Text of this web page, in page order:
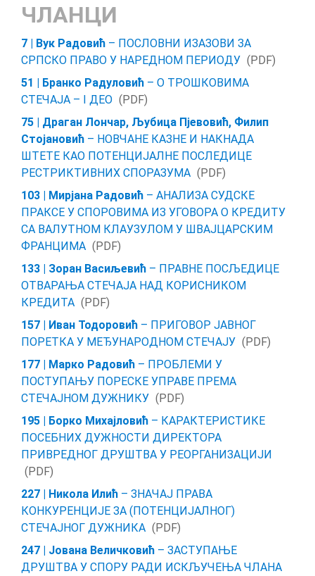
ЧЛАНЦИ
7 | Вук Радовић – ПОСЛОВНИ ИЗАЗОВИ ЗА
СРПСКО ПРАВО У НАРЕДНОМ ПЕРИОДУ (PDF)
51 | Бранко Радуловић – О ТРОШКОВИМА
СТЕЧАЈА – I ДЕО (PDF)
75 | Драган Лончар, Љубица Пјевовић, Филип
Стојановић – НОВЧАНЕ КАЗНЕ И НАКНАДА
ШТЕТЕ КАО ПОТЕНЦИЈАЛНЕ ПОСЛЕДИЦЕ
РЕСТРИКТИВНИХ СПОРАЗУМА (PDF)
103 | Мирјана Радовић – АНАЛИЗА СУДСКЕ
ПРАКСЕ У СПОРОВИМА ИЗ УГОВОРА О КРЕДИТУ
СА ВАЛУТНОМ КЛАУЗУЛОМ У ШВАЈЦАРСКИМ
ФРАНЦИМА (PDF)
133 | Зоран Васиљевић – ПРАВНЕ ПОСЉЕДИЦЕ
ОТВАРАЊА СТЕЧАЈА НАД КОРИСНИКОМ
КРЕДИТА (PDF)
157 | Иван Тодоровић – ПРИГОВОР ЈАВНОГ
ПОРЕТКА У МЕЂУНАРОДНОМ СТЕЧАЈУ (PDF)
177 | Марко Радовић – ПРОБЛЕМИ У
ПОСТУПАЊУ ПОРЕСКЕ УПРАВЕ ПРЕМА
СТЕЧАЈНОМ ДУЖНИКУ (PDF)
195 | Борко Михајловић – КАРАКТЕРИСТИКЕ
ПОСЕБНИХ ДУЖНОСТИ ДИРЕКТОРА
ПРИВРЕДНОГ ДРУШТВА У РЕОРГАНИЗАЦИЈИ
(PDF)
227 | Никола Илић – ЗНАЧАЈ ПРАВА
КОНКУРЕНЦИЈЕ ЗА (ПОТЕНЦИЈАЛНОГ)
СТЕЧАЈНОГ ДУЖНИКА (PDF)
247 | Јована Величковић – ЗАСТУПАЊЕ
ДРУШТВА У СПОРУ РАДИ ИСКЉУЧЕЊА ЧЛАНА